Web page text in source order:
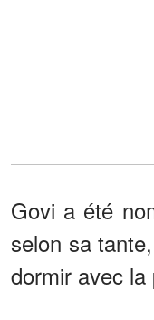
Govi a été
selon sa
dormir avec